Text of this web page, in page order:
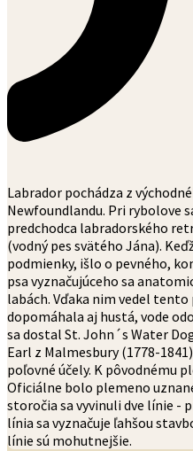
Labrador pochádza z
Newfoundlandu. Pri rybolove
predchodca labradorského
(vodný pes svätého Jána).
podmienky, išlo o pevného,
psa vyznačujúceho sa
labách. Vďaka nim vedel
dopomáhala aj hustá, vode
sa dostal St. John´s Water
Earl z Malmesbury (1778-
poľovné účely. K pôvodnému
Oficiálne bolo plemeno
storočia sa vyvinuli dve línie -
línia sa vyznačuje ľahšou
línie sú mohutnejšie.